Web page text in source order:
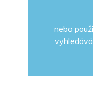
nebo